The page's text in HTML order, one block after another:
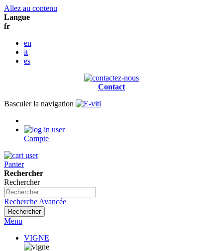
Allez au contenu
Langue
fr
en
it
es
Contact
Basculer la navigation
Compte
Panier
Rechercher
Rechercher
Recherche Avancée
Rechercher
Menu
VIGNE